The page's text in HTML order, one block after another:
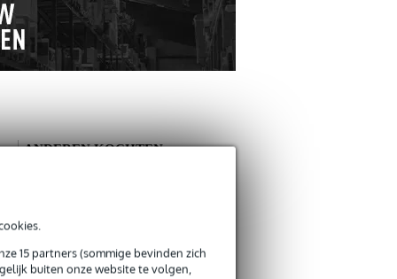
15 partners (sommige bevinden zich
buiten onze website te volgen,
Je naam
ANDEREN KOCHTEN